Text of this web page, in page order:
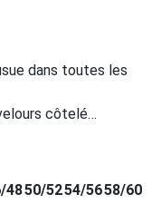
dans toutes les
côtelé…
4850/5254/5658/60